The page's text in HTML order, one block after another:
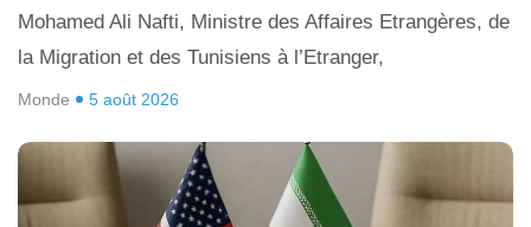
Mohamed Ali Nafti, Ministre des Affaires Etrangères, de
la Migration et des Tunisiens à l’Etranger,
Monde 5 août 2026